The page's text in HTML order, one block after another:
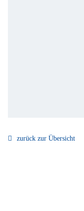
zurück zur Übersicht